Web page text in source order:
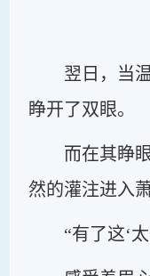
翌日，当
睁开了双眼。
而在其睁
然的灌注进入
“有了这‘